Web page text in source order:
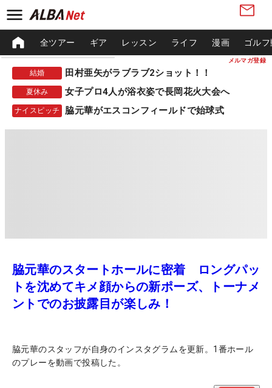
メルマガ登録
全ツアー ギア レッスン ライフ 漫画 ゴル
結婚 田村亜矢がラブラブ2ショット！！
夏休み 女子プロ4人が浴衣姿で長岡花火大会へ
ナイスピッチ 脇元華がエスコンフィールドで始球式
脇元華のスタートホールに密着 ロングパッ
トを沈めてキメ顔からの新ポーズ、トーナメ
ントでのお披露目が楽しみ！
脇元華のスタッフが自身のインスタグラムを更新。1番ホール
のプレーを動画で投稿した。